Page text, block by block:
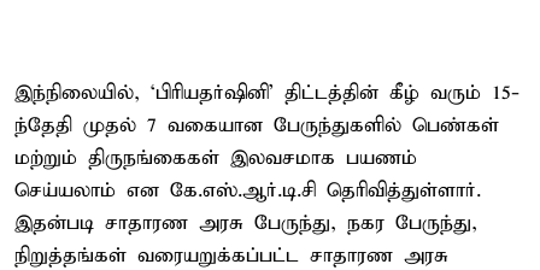
இந்நிலையில், ‘பிரியதர்ஷினி’ திட்டத்தின் கீழ் வரும் 15-
ந்தேதி முதல் 7 வகையான பேருந்துகளில் பெண்கள்
மற்றும் திருநங்கைகள் இலவசமாக பயணம்
செய்யலாம் என கே.எஸ்.ஆர்.டி.சி தெரிவித்துள்ளார்.
இதன்படி சாதாரண அரசு பேருந்து, நகர பேருந்து,
நிறுத்தங்கள் வரையறுக்கப்பட்ட சாதாரண அரசு